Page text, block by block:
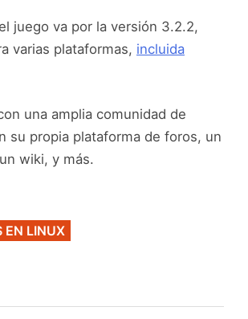
juego va por la versión 3.2.2,
varias plataformas, incluida
una amplia comunidad de
su propia plataforma de foros, un
wiki, y más.
EN LINUX